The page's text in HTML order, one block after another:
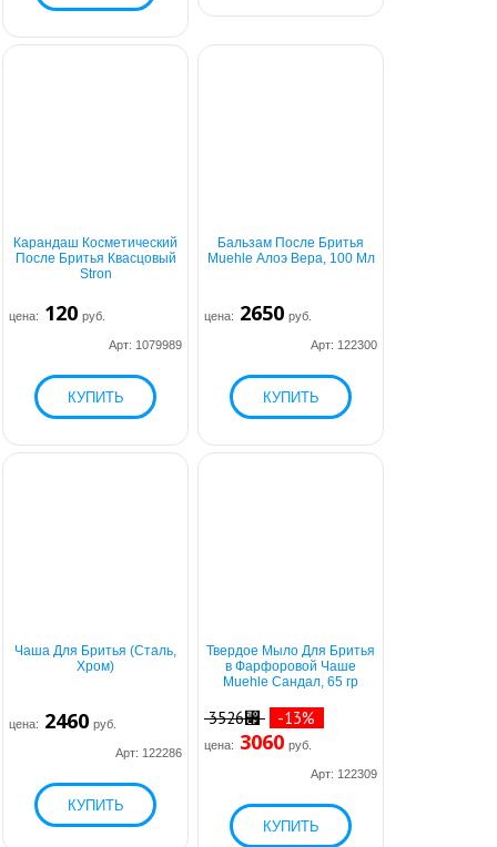
Карандаш Косметический
После Бритья Квасцовый
Stron
цена: 120 руб.
Арт: 1079989
Бальзам После Бритья
Muehle Алоэ Вера, 100 Мл
цена: 2650 руб.
Арт: 122300
Чаша Для Бритья (Сталь,
Хром)
цена: 2460 руб.
Арт: 122286
Твердое Мыло Для Бритья
в Фарфоровой Чаше
Muehle Сандал, 65 гр
3526⃏ -13%
цена: 3060 руб.
Арт: 122309